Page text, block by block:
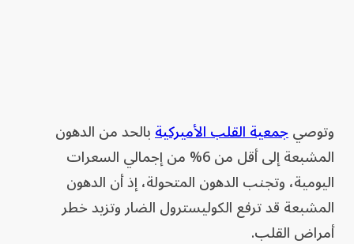
وتوصيجمعية القلب الأميركيةبالحد من الدهون
المشبعة إلى أقل من 6% من إجمالي السعرات
اليومية، وتجنب الدهون المتحولة، إذ أن الدهون
المشبعة قد ترفع الكوليسترول الضار وتزيد خطر
أمراض القلب.